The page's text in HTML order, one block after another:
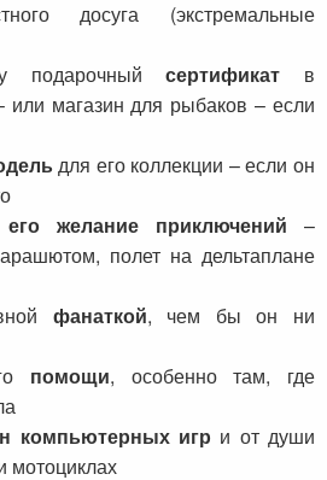
досуга (экстремальные
подарочныйсертификат в
или магазин для рыбаков – если
для его коллекции – если он
желание приключений –
полет на дельтаплане
фанаткой, чем бы он ни
помощи, особенно там, где
компьютерных игр и от души
мотоциклах